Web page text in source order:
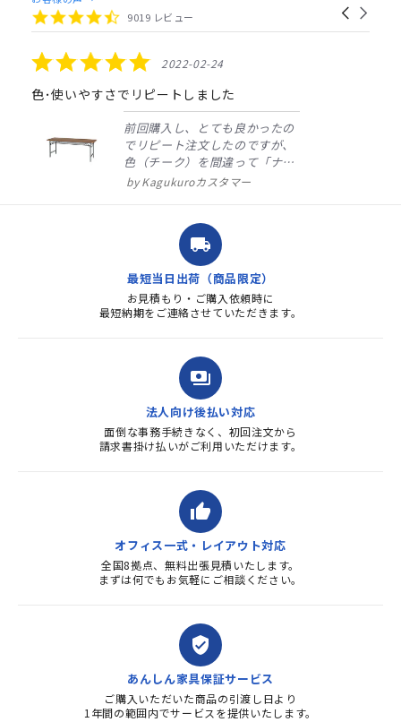
carousel
Carousel
4.4
star
9019 レビュー
5.0
star
rating
2022-02-24
色･使いやすさでリピートしました
前回購入し、とても良かったの
でリピート注文したのですが、
色（チーク）を間違って「ナチ
ュラル」としてしまいました。
ました。商品到着も早く、品
質・使いやすさで満足していま
す。また、リピートするときは
よろしくお...
Kagukuroカスタマー
local_shipping
最短当日出荷（商品限定）
お見積もり・ご購入依頼時に
最短納期をご連絡させていただきます。
payments
法人向け後払い対応
面倒な事務手続きなく、初回注文から
請求書掛け払いがご利用いただけます。
thumb_up
オフィス一式・レイアウト対応
全国8拠点、無料出張見積いたします。
まずは何でもお気軽にご相談ください。
verified_user
あんしん家具保証サービス
ご購入いただいた商品の引渡し日より
1年間の範囲内でサービスを提供いたします。